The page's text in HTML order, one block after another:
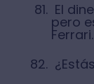
El
pero
Ferrari.